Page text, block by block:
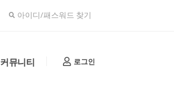
아이디/패스워드 찾기
커뮤니티 로그인